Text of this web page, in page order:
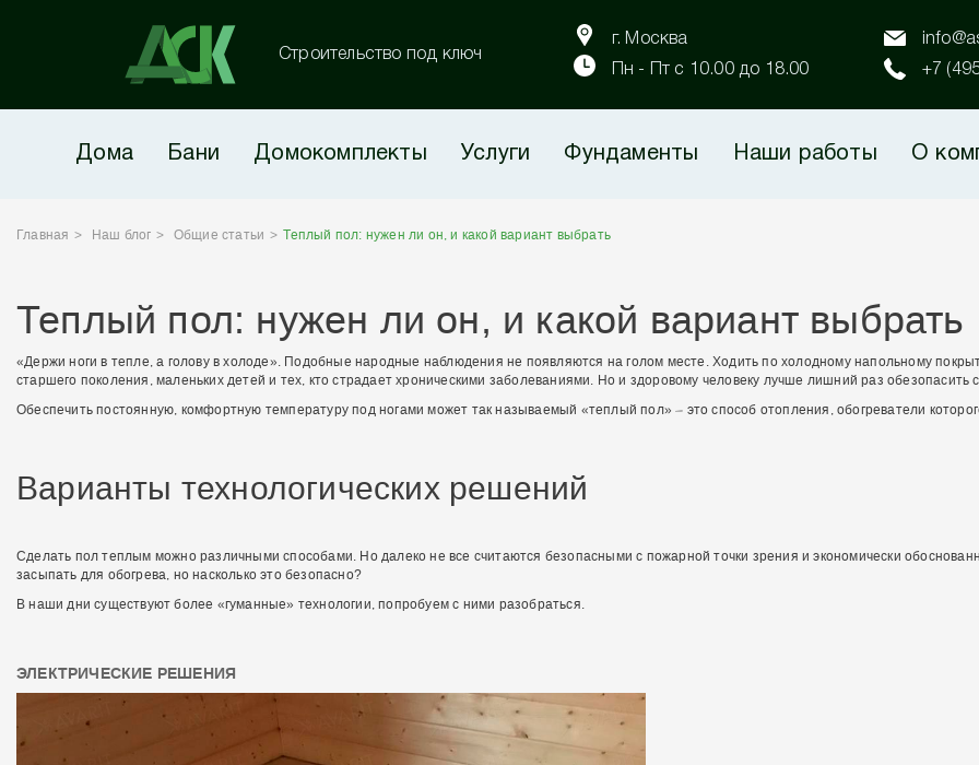
Строительство под ключ
г. Москва
Пн - Пт с 10.00 до 18.00
+7
Дома Бани Домокомплекты Услуги Фундаменты Наши работы О
Главная Наш блог Общие статьи Теплый пол: нужен ли он, и какой вариант выбрать
Теплый пол: нужен ли он, и какой вариант выбрать
«Держи ноги в тепле, а голову в холоде». Подобные народные наблюдения не появляются на голом месте. Ходить по холодному напольному
старшего поколения, маленьких детей и тех, кто страдает хроническими заболеваниями. Но и здоровому человеку лучше лишний раз
Обеспечить постоянную, комфортную температуру под ногами может так называемый «теплый пол» – это способ отопления, обогреватели
Варианты технологических решений
Сделать пол теплым можно различными способами. Но далеко не все считаются безопасными с пожарной точки зрения и экономически
засыпать для обогрева, но насколько это безопасно?
В наши дни существуют более «гуманные» технологии, попробуем с ними разобраться.
ЭЛЕКТРИЧЕСКИЕ РЕШЕНИЯ